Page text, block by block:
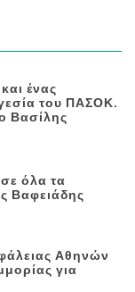
ένας
του ΠΑΣΟΚ.
Βασίλης
όλα τα
Βαφειάδης
Αθηνών
για